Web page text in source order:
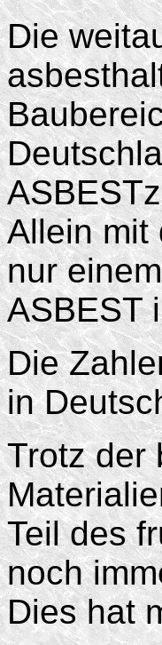
Die
Allein mit
nur
ASBEST
Die
in
Trotz der
Teil des
noch
Dies hat